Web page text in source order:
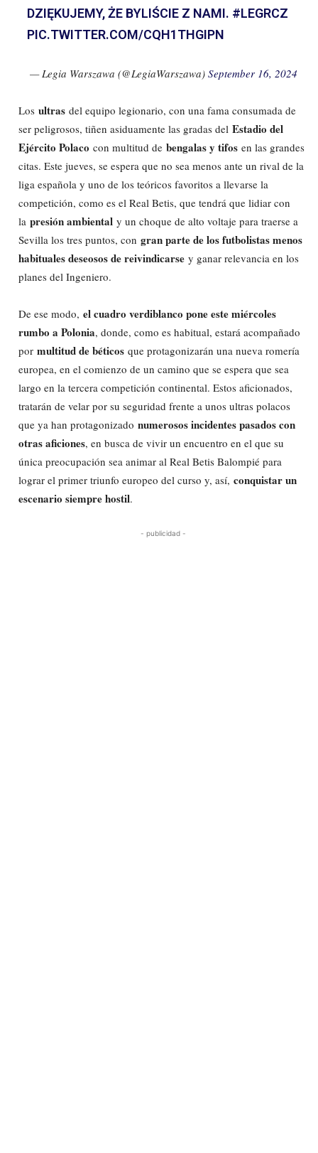
DZIĘKUJEMY, ŻE BYLIŚCIE Z NAMI. #LEGRCZ
PIC.TWITTER.COM/CQH1THGIPN
— Legia Warszawa (@LegiaWarszawa) September 16, 2024
Los ultras del equipo legionario, con una fama consumada de
ser peligrosos, tiñen asiduamente las gradas del Estadio del
Ejército Polaco con multitud de bengalas y tifos en las grandes
citas. Este jueves, se espera que no sea menos ante un rival de la
liga española y uno de los teóricos favoritos a llevarse la
competición, como es el Real Betis, que tendrá que lidiar con
la presión ambiental y un choque de alto voltaje para traerse a
Sevilla los tres puntos, con gran parte de los futbolistas menos
habituales deseosos de reivindicarse y ganar relevancia en los
planes del Ingeniero.
De ese modo, el cuadro verdiblanco pone este miércoles
rumbo a Polonia, donde, como es habitual, estará acompañado
por multitud de béticos que protagonizarán una nueva romería
europea, en el comienzo de un camino que se espera que sea
largo en la tercera competición continental. Estos aficionados,
tratarán de velar por su seguridad frente a unos ultras polacos
que ya han protagonizado numerosos incidentes pasados con
otras aficiones, en busca de vivir un encuentro en el que su
única preocupación sea animar al Real Betis Balompié para
lograr el primer triunfo europeo del curso y, así, conquistar un
escenario siempre hostil.
- publicidad -